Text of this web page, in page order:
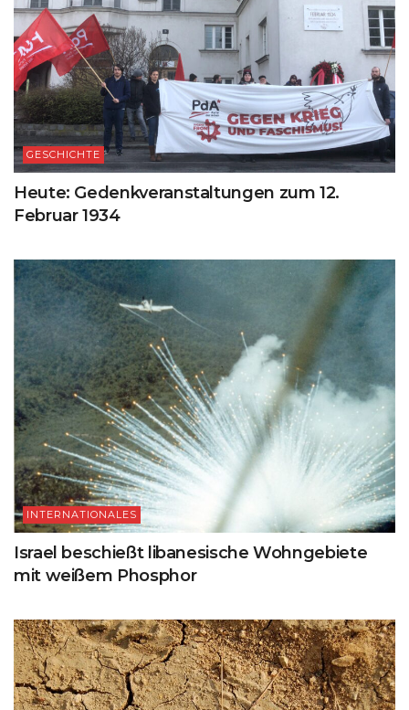
GESCHICHTE
Heute: Gedenkveranstaltungen zum 12.
Februar 1934
INTERNATIONALES
Israel beschießt libanesische Wohngebiete
mit weißem Phosphor